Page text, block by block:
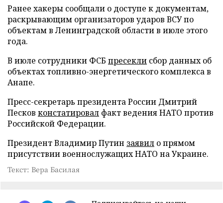
Ранее хакеры сообщали о доступе к документам,
раскрывающим организаторов ударов ВСУ по
объектам в Ленинградской области в июле этого
года.
В июле сотрудники ФСБ пресекли сбор данных об
объектах топливно-энергетического комплекса в
Анапе.
Пресс-секретарь президента России Дмитрий
Песков констатировал факт ведения НАТО против
Российской Федерации.
Президент Владимир Путин заявил о прямом
присутствии военнослужащих НАТО на Украине.
Текст: Вера Басилая